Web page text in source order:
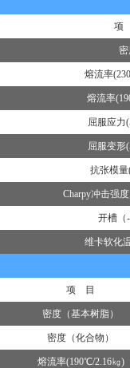
项
密
熔流率
熔流率
屈服应力
屈服变形
抗张模量
Charpy冲击强
开槽
维卡软化
项 目
密度（基本树脂）
密度（化合物）
熔流率(190℃/2.16㎏)